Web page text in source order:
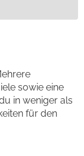
sowie eine
in weniger als
für den